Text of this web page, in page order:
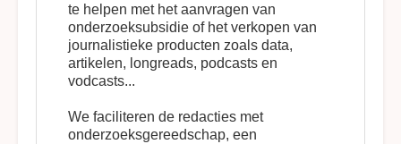
te helpen met het aanvragen van
onderzoeksubsidie of het verkopen van
journalistieke producten zoals data,
artikelen, longreads, podcasts en
vodcasts...
We faciliteren de redacties met
onderzoeksgereedschap, een